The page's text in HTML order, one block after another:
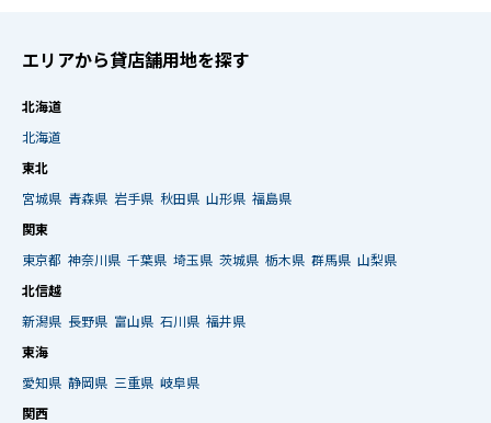
エリアから貸店舗用地を探す
北海道
北海道
東北
宮城県 青森県 岩手県 秋田県 山形県 福島県
関東
東京都 神奈川県 千葉県 埼玉県 茨城県 栃木県 群馬県 山梨県
北信越
新潟県 長野県 富山県 石川県 福井県
東海
愛知県 静岡県 三重県 岐阜県
関西